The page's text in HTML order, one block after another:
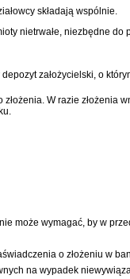
składają wspólnie.
nietrwałe, niezbędne
założycielski, o
W razie
może wymagać, by w
o złożeniu w
na wypadek